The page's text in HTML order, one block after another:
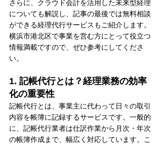
さらに、クラウド会計を活用した未来型経理
についても解説し、記事の最後では無料相談
ができる経理代行サービスもご紹介します。
横浜市港北区で事業を営む方にとって役立つ
情報満載ですので、ぜひ参考にしてくださ
い。
1. 記帳代行とは？経理業務の効率
化の重要性
記帳代行とは、事業主に代わって日々の取引
内容を帳簿に記録するサービスです。一般的
に、記帳代行業者は仕訳作業から月次・年次
の帳簿作成まで、幅広く対応しています。こ